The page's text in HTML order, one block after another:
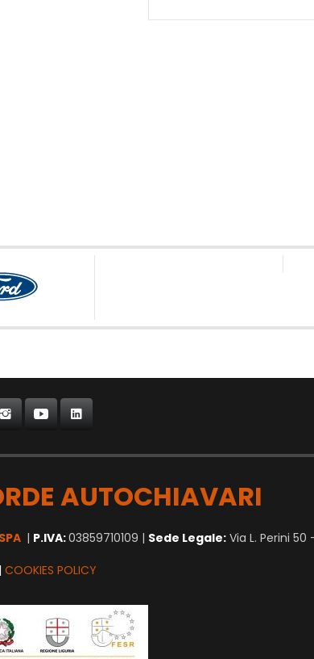
AUTOCHIAVARI
| P.IVA:03859710109 | Sede Legale: Via L. Perini 50
| COOKIES POLICY